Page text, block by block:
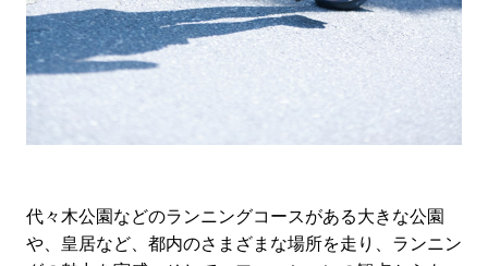
代々木公園などのランニングコースがある大きな公園
や、皇居など、都内のさまざまな場所を走り、ランニン